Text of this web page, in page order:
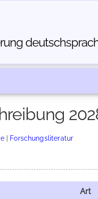
| Forschungsliteratur
Art